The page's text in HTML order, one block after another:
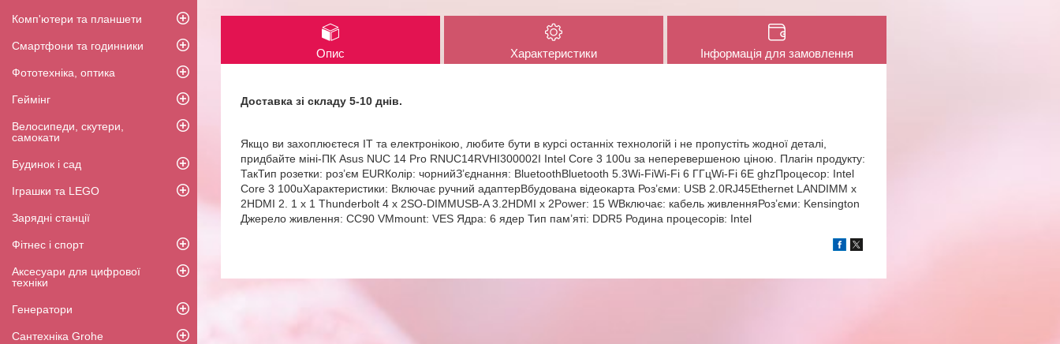
Опис Характеристики Інформація для замовлення
Доставка зі складу 5-10 днів.
Якщо ви захоплюєтеся ІТ та електронікою, любите бути в курсі останніх технологій і не пропустіть жодної деталі,
придбайте міні-ПК Asus NUC 14 Pro RNUC14RVHI300002I Intel Core 3 100u за неперевершеною ціною. Плагін продукту:
ТакТип розетки: роз’єм EURКолір: чорнийЗ’єднання: BluetoothBluetooth 5.3Wi-FiWi-Fi 6 ГГцWi-Fi 6E ghzПроцесор: Intel
Core 3 100uХарактеристики: Включає ручний адаптерВбудована відеокарта Роз’єми: USB 2.0RJ45Ethernet LANDIMM x
2HDMI 2. 1 x 1 Thunderbolt 4 x 2SO-DIMMUSB-A 3.2HDMI x 2Power: 15 WВключає: кабель живленняРоз’єми: Kensington
Джерело живлення: CC90 VMmount: VES Ядра: 6 ядер Тип пам’яті: DDR5 Родина процесорів: Intel
Комп'ютери та планшети
Смартфони та годинники
Фототехніка, оптика
Геймінг
Велосипеди, скутери,
самокати
Будинок і сад
Іграшки та LEGO
Зарядні станції
Фітнес і спорт
Аксесуари для цифрової
техніки
Генератори
Сантехніка Grohe